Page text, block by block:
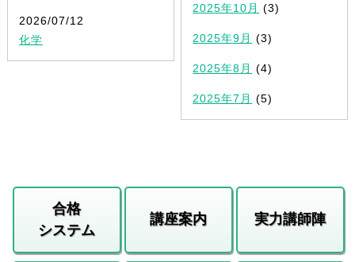
2026/07/12
化学
2025年10月 (3)
2025年9月 (3)
2025年8月 (4)
2025年7月 (5)
合格
システム
講座案内 実力講師陣